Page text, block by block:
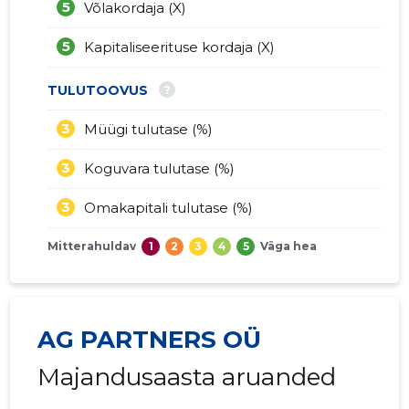
Võlakordaja (X)
5
Kapitaliseerituse kordaja (X)
5
TULUTOOVUS ?
Müügi tulutase (%)
3
Koguvara tulutase (%)
3
Omakapitali tulutase (%)
3
Mitterahuldav 1 2 3 4 5 Väga hea
AG PARTNERS OÜ
Majandusaasta aruanded